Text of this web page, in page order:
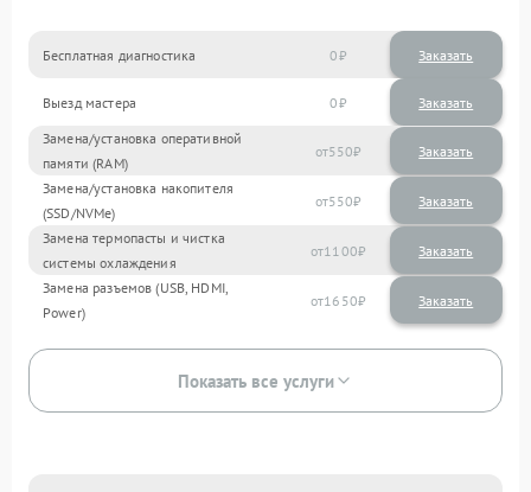
Бесплатная диагностика 0 Заказать
Выезд мастера 0 Заказать
Замена/установка оперативной
памяти (RAM)
550
Замена/установка накопителя
(SSD/NVMe)
550
Замена термопасты и чистка
системы охлаждения
1100
Замена разъемов (USB, HDMI,
Power)
1650
Показать все услуги